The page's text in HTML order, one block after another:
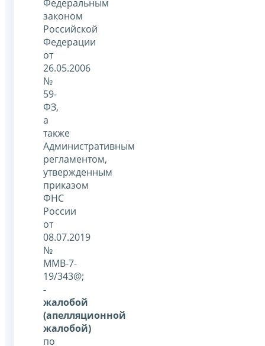
Федеральным
законом
Российской
Федерации
от
26.05.2006
№
59-
ФЗ,
а
также
Административным
регламентом,
утвержденным
приказом
ФНС
России
от
08.07.2019
№
ММВ-7-
19/343@;
-
жалобой
(апелляционной
жалобой)
по